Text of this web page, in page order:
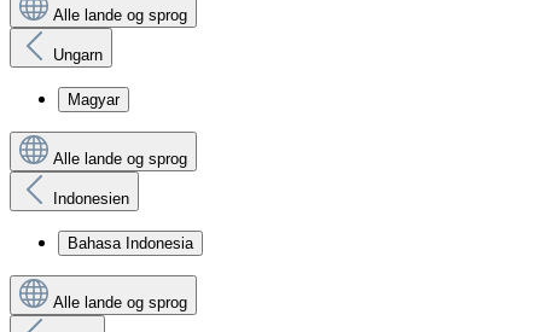
Alle lande og sprog
Ungarn
Magyar
Alle lande og sprog
Indonesien
Bahasa Indonesia
Alle lande og sprog